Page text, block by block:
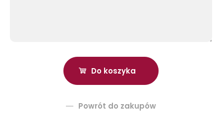
Powrót do zakupów